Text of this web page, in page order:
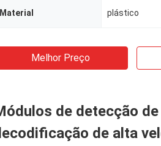
Material plástico
Melhor Preço
de detecção
de alta